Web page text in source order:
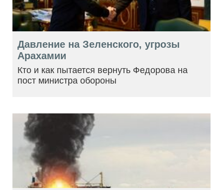
Давление на Зеленского, угрозы
Арахамии
Кто и как пытается вернуть Федорова на
пост министра обороны